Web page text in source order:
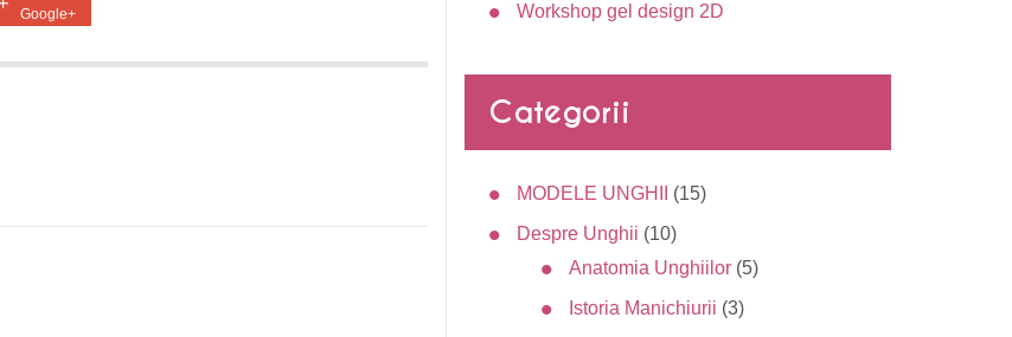
Google+
Workshop gel design 2D
Categorii
MODELE UNGHII
(15)
Despre Unghii (10)
Anatomia Unghiilor (5)
Istoria Manichiurii (3)